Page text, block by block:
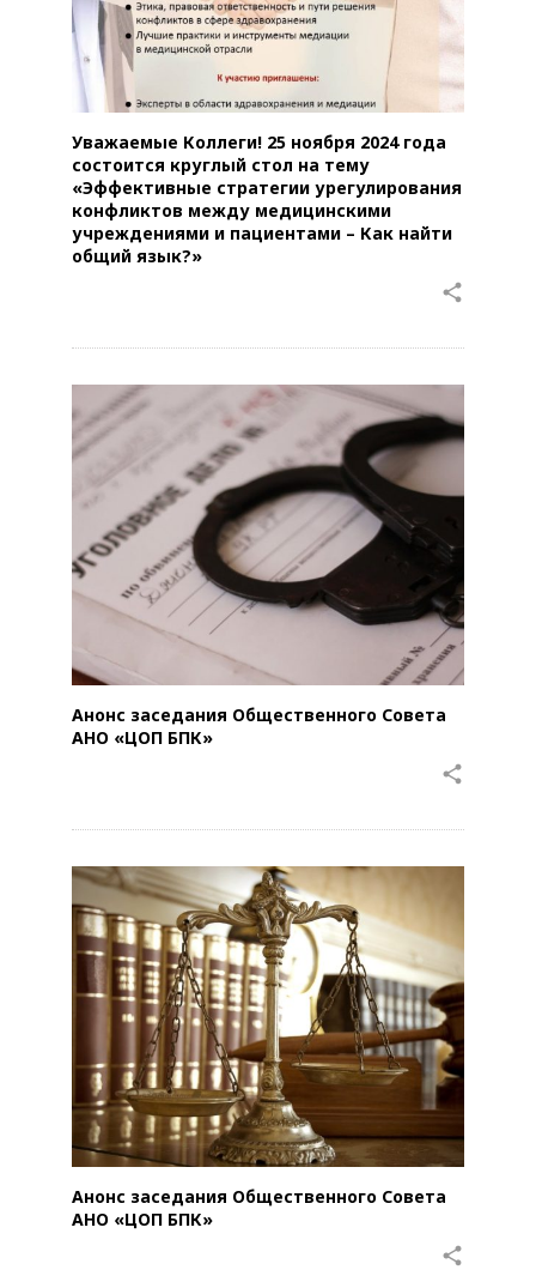
Уважаемые Коллеги! 25 ноября 2024 года
состоится круглый стол на тему
«Эффективные стратегии урегулирования
конфликтов между медицинскими
учреждениями и пациентами – Как найти
общий язык?»
share
Анонс заседания Общественного Совета
АНО «ЦОП БПК»
share
Анонс заседания Общественного Совета
АНО «ЦОП БПК»
share